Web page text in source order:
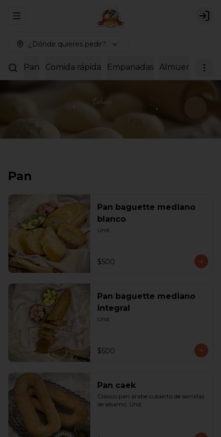
Abrir menu de navegación
¿Dónde quieres pedir?
Pan Comida rápida Empanadas Almuerzos
Pan
Pan baguette mediano
blanco
Und.
$500
Pan baguette mediano
integral
Und.
$500
Pan caek
Clásico pan árabe cubierto de semillas
de sésamo. Und.